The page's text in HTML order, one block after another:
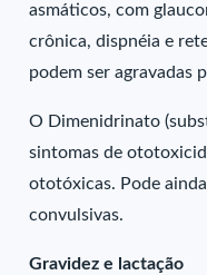
asmáticos, com
crônica, dispnéia e
podem ser agravadas
O Dimenidrinato
sintomas de
ototóxicas. Pode
convulsivas.
Gravidez e lactação